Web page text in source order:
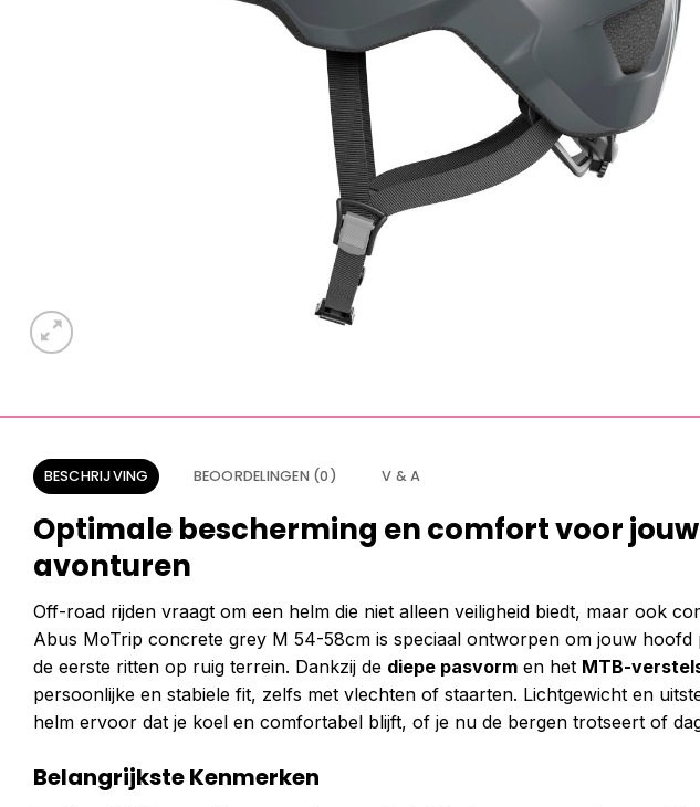
BESCHRIJVING BEOORDELINGEN (0) V & A
Optimale bescherming en comfort voor
avonturen
Off-road rijden vraagt om een helm die niet alleen veiligheid biedt, maar ook
Abus MoTrip concrete grey M 54-58cm is speciaal ontworpen om jouw hoofd
de eerste ritten op ruig terrein. Dankzij de diepe pasvorm en het MTB-
persoonlijke en stabiele fit, zelfs met vlechten of staarten. Lichtgewicht en
helm ervoor dat je koel en comfortabel blijft, of je nu de bergen trotseert of
Belangrijkste Kenmerken